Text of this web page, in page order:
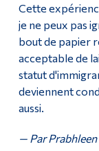
Cette
je ne peux pas
bout de papier
acceptable de
statut
deviennent
aussi.
— Par